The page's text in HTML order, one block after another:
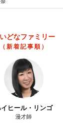
画版には沢山あ
場合はセリフだ
意図を表すこと
る実感がありま
層に訴えるため
どなファミリー
（新着記事順）
イヒール・リンゴ
漫才師